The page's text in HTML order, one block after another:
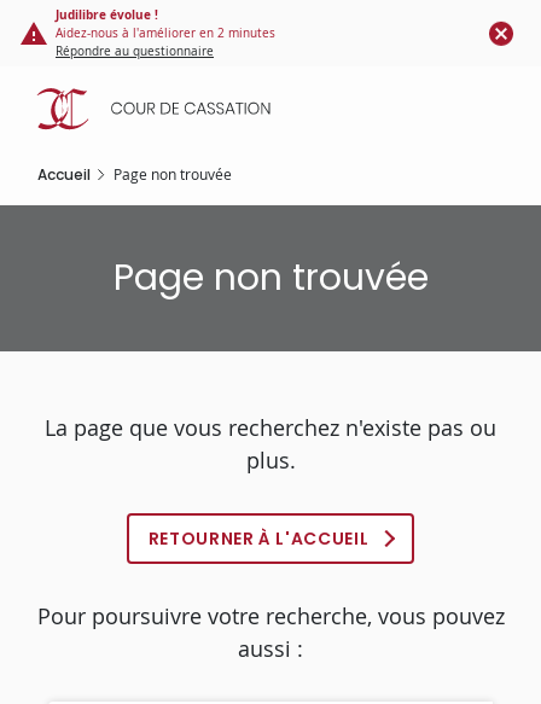
Panneau de gestion des cookies
contenu
principal
Judilibre évolue !
Aidez-nous à l'améliorer en 2 minutes
Répondre au questionnaire
Accueil Page non trouvée
Page non trouvée
La page que vous recherchez n'existe pas ou
plus.
RETOURNER À L'ACCUEIL
Pour poursuivre votre recherche, vous pouvez
aussi :